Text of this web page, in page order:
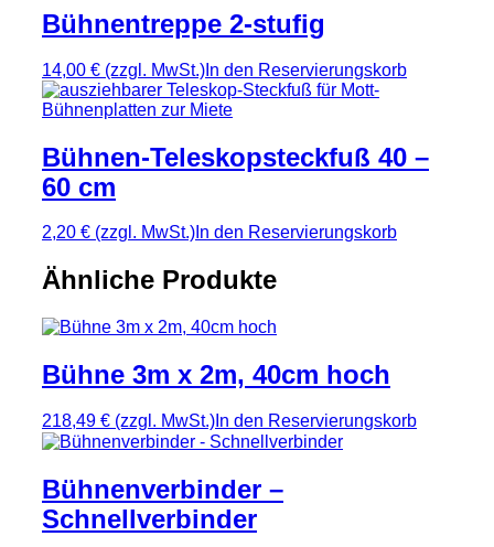
Bühnentreppe 2-stufig
14,00 € (zzgl. MwSt.) In den Reservierungskorb
Bühnen-Teleskopsteckfuß 40 –
60 cm
2,20 € (zzgl. MwSt.) In den Reservierungskorb
Ähnliche Produkte
Bühne 3m x 2m, 40cm hoch
218,49 € (zzgl. MwSt.) In den Reservierungskorb
Bühnenverbinder –
Schnellverbinder